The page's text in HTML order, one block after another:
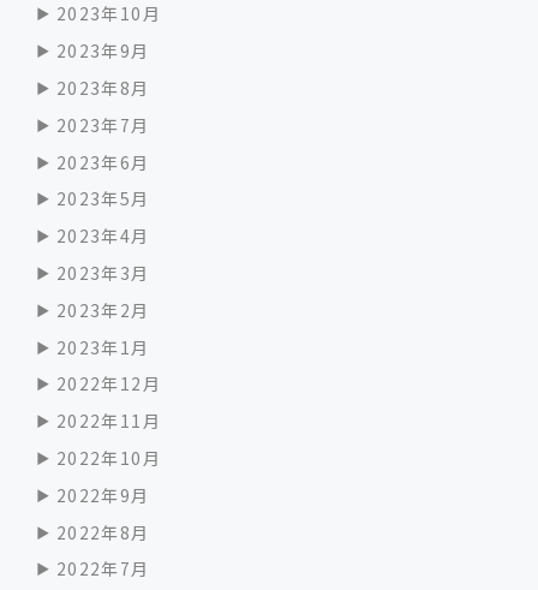
2023年10月
2023年9月
2023年8月
2023年7月
2023年6月
2023年5月
2023年4月
2023年3月
2023年2月
2023年1月
2022年12月
2022年11月
2022年10月
2022年9月
2022年8月
2022年7月